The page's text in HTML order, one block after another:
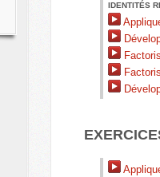
IDENTITÉS